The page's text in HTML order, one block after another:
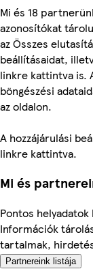
Mi és 18
azonosítókat
az Összes
beállításaidat,
linkre kattintva is.
böngészési
az oldalon.
A hozzájárulási
linkre kattintva.
Mi és
Pontos
Információk
tartalmak,
Partnereink listája